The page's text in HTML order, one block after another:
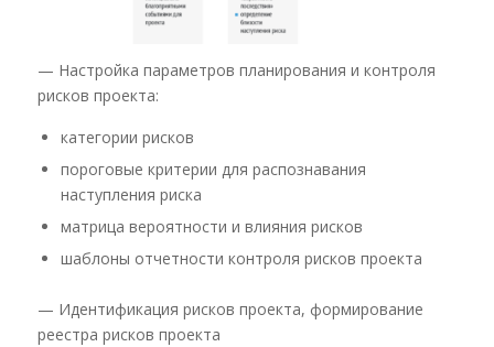
— Настройка параметров планирования и контроля
рисков проекта:
категории рисков
пороговые критерии для распознавания
наступления риска
матрица вероятности и влияния рисков
шаблоны отчетности контроля рисков проекта
— Идентификация рисков проекта, формирование
реестра рисков проекта